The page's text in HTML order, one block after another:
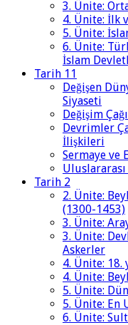
3. Ünite:
4. Ünite: İlk
5. Ünite:
6. Ünite:
İslam
Tarih 11
Değişen
Siyaseti
Değişim
Devrimler
İlişkileri
Sermaye ve
Tarih 2
2. Ünite:
(1300-1453)
3. Ünite:
3. Ünite:
Askerler
4. Ünite: 18.
4. Ünite:
5. Ünite:
5. Ünite: En
6. Ünite: